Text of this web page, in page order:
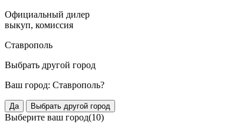
Официальный дилер
выкуп, комиссия
Ставрополь
Выбрать другой город
Ваш город: Ставрополь?
Да Выбрать другой город
Выберите ваш город(10)